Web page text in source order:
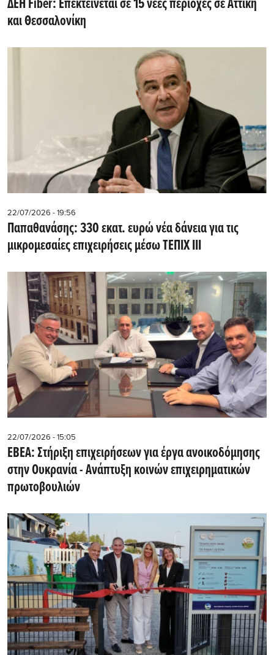
ΔΕΗ Fiber: Επεκτείνεται σε 15 νέες περιοχές σε Αττική
και Θεσσαλονίκη
22/07/2026 - 19:56
Παπαθανάσης: 330 εκατ. ευρώ νέα δάνεια για τις
μικρομεσαίες επιχειρήσεις μέσω ΤΕΠΙΧ ΙΙΙ
22/07/2026 - 15:05
ΕΒΕΑ: Στήριξη επιχειρήσεων για έργα ανοικοδόμησης
στην Ουκρανία - Ανάπτυξη κοινών επιχειρηματικών
πρωτοβουλιών